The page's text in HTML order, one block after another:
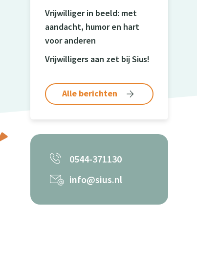
Vrijwilliger in beeld: met
aandacht, humor en hart
voor anderen
Vrijwilligers aan zet bij Sius!
Alle berichten
0544-371130
info@sius.nl